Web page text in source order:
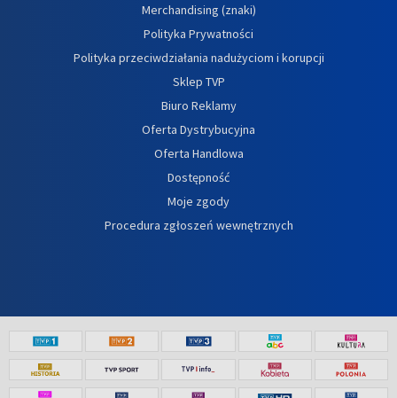
Merchandising (znaki)
Polityka Prywatności
Polityka przeciwdziałania nadużyciom i korupcji
Sklep TVP
Biuro Reklamy
Oferta Dystrybucyjna
Oferta Handlowa
Dostępność
Moje zgody
Procedura zgłoszeń wewnętrznych